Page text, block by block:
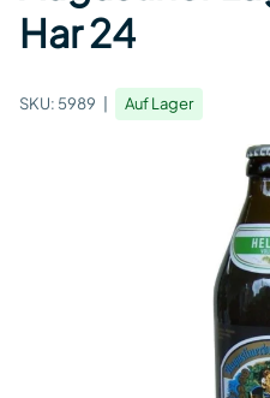
Har 24
SKU: 5989 Auf Lager